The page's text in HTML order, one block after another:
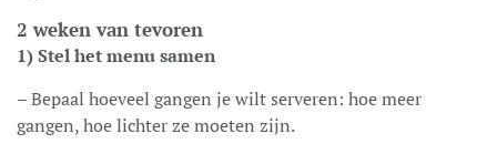
2 weken van tevoren
1) Stel het menu samen
– Bepaal hoeveel gangen je wilt serveren: hoe meer
gangen, hoe lichter ze moeten zijn.